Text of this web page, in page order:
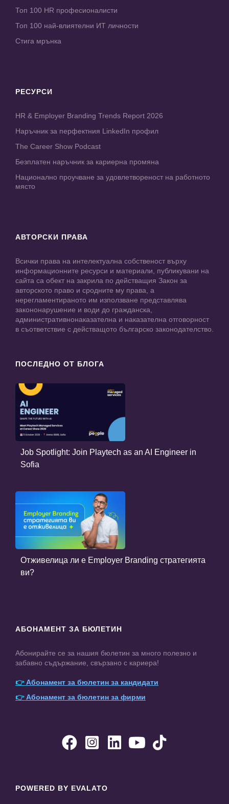
Топ 100 HR професионалисти
Топ 100 най-влиятелни ИТ личности
Стига мрънка
РЕСУРСИ
HR & Employer Branding Trends Report 2026
Наръчник за перфектния LinkedIn профил
The Career Show Podcast
Безплатен наръчник за кариерна промяна
Национално проучване за удовлетвореност на работното
място
АВТОРСКИ ПРАВА
Всички права на интелектуална собственост върху
информационните ресурси и материали, публикувани на
сайта са обект на закрила по действащия Закон за
авторското право и сродните му права, а
нерегламентираното им използване представлява
закононарушение и води до гражданска,
административнонаказателна и наказателна отговорност
в съответствие с действащото българско законодателство.
ПОСЛЕДНО ОТ БЛОГА
Job Spotlight: Join Playtech as an AI Engineer in
Sofia
Отживелица ли е Employer Branding стратегията
ви?
АБОНАМЕНТ ЗА БЮЛЕТИН
Абонирайте се за нашия бюлетин за много полезно и
забавно съдържание, свързано с кариера!
👉Абонамент за бюлетин за кандидати
👉Абонамент за бюлетин за фирми
    
POWERED BY EVALATO